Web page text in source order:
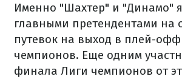
Именно "Шахтер" и "Динамо"
главными претендентами на
путевок на выход в плей-
чемпионов. Еще одним
финала Лиги чемпионов от